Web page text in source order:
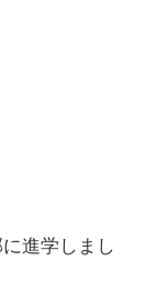
進学しまし